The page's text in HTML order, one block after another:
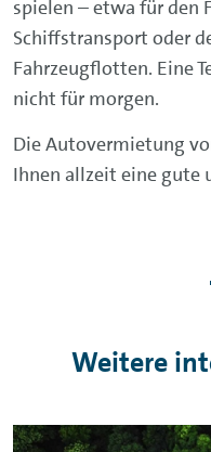
spielen – etwa für den
Schiffstransport oder
Fahrzeugflotten. Eine
nicht für morgen.
Die Autovermietung
Ihnen allzeit eine gute
Weitere